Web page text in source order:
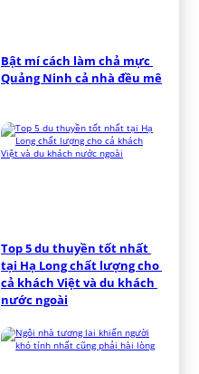
Bật mí cách làm chả mực
Quảng Ninh cả nhà đều mê
Top 5 du thuyền tốt nhất
tại Hạ Long chất lượng cho
cả khách Việt và du khách
nước ngoài